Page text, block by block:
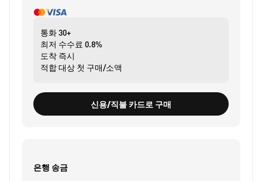
통화30+
최저 수수료 0.8%
도착 즉시
적합 대상 첫 구매/소액
신용/직불 카드로 구매
은행 송금